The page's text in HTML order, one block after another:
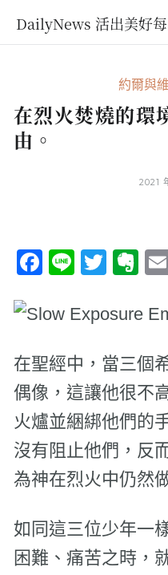
DailyNews 活出美好
約爾與
在烈火焚燒的環
由。
2021
Facebook
Line
在聖經中，當三個
偶像，這讓他很不
火爐並綑綁他們的
沒有阻止他們，反
為神在烈火中仍然
如同這三位少年一
困難、痛苦之時，